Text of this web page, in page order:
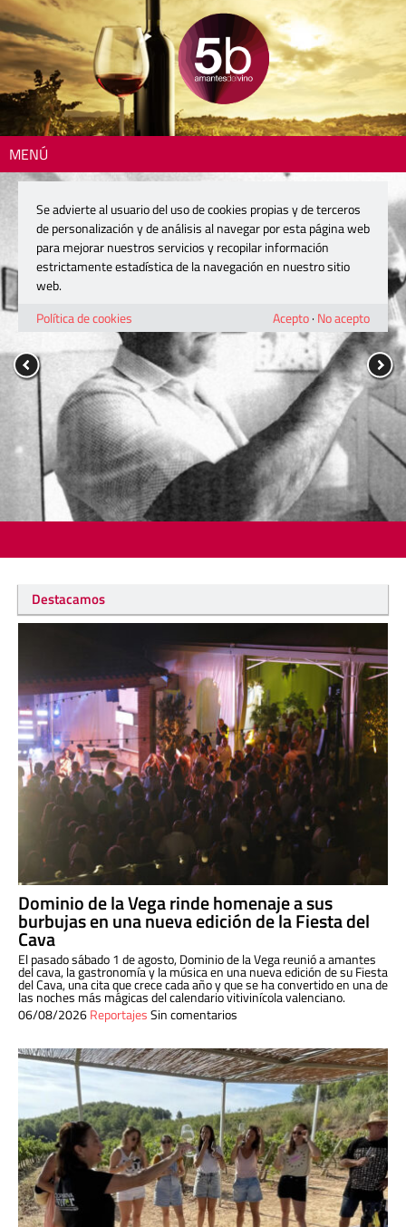
MENÚ
Destacamos
Dominio de la Vega rinde homenaje a sus
burbujas en una nueva edición de la Fiesta del
Cava
El pasado sábado 1 de agosto, Dominio de la Vega reunió a amantes
del cava, la gastronomía y la música en una nueva edición de su Fiesta
del Cava, una cita que crece cada año y que se ha convertido en una de
las noches más mágicas del calendario vitivinícola valenciano.
06/08/2026ReportajesSin comentarios
Se advierte al usuario del uso de cookies propias y de terceros
de personalización y de análisis al navegar por esta página web
para mejorar nuestros servicios y recopilar información
estrictamente estadística de la navegación en nuestro sitio
web.
Política de cookies
Acepto· No acepto